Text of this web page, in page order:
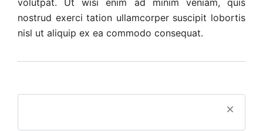
volutpat. Ut wisi enim ad minim veniam, quis
nostrud exerci tation ullamcorper suscipit lobortis
nisl ut aliquip ex ea commodo consequat.